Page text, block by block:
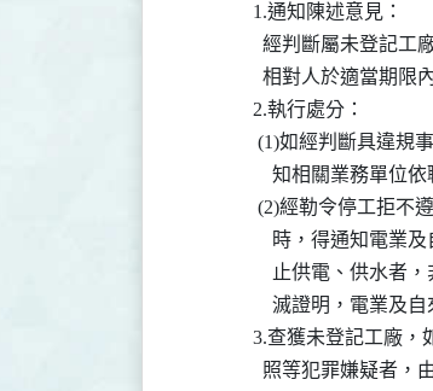
              1.通知陳述意見：
經判斷屬未
相對人於適當期
              2.執行處分：
(1)如經判斷
知相關業務單位
(2)經勒令停
時，得通
止供電、
滅證明，電
3.查獲未登記
照等犯罪嫌疑